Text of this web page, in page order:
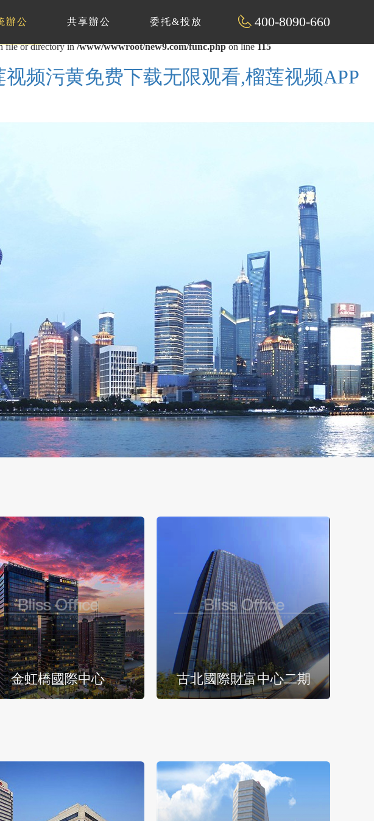
file or directory in/www/wwwroot/new9.com/func.phpon line115
频污黄免费下载无限观看,榴莲视频APP
400-8090-660
辦公 共享辦公 委托&投放
金虹橋國際中心 古北國際財富中心二期